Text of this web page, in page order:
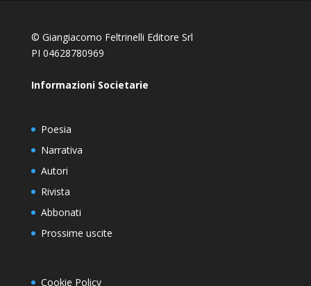
© Giangiacomo Feltrinelli Editore Srl
PI 04628780969
Informazioni Societarie
Poesia
Narrativa
Autori
Rivista
Abbonati
Prossime uscite
Cookie Policy